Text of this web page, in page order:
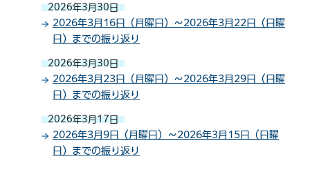
2026年3月30日
2026年3月16日（月曜日）～2026年3月22日（日曜
日）までの振り返り
2026年3月30日
2026年3月23日（月曜日）～2026年3月29日（日曜
日）までの振り返り
2026年3月17日
2026年3月9日（月曜日）～2026年3月15日（日曜
日）までの振り返り